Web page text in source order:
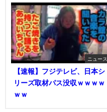
ニュース
【速報】フジテレビ、日本シ
リーズ取材パス没収ｗｗｗｗ
ｗｗ